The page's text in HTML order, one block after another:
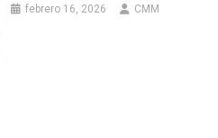
febrero 16, 2026 CMM